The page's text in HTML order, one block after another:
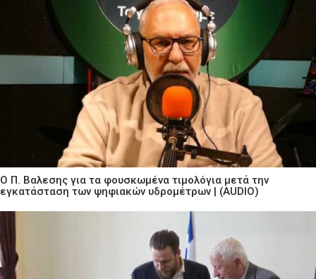
Ο Π. Βαλεσης για τα φουσκωμένα τιμολόγια μετά την
εγκατάσταση των ψηφιακών υδρομέτρων | (AUDIO)